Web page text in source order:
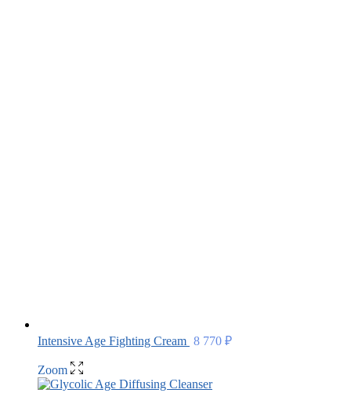
Intensive Age Fighting Cream 8 770 ₽
Zoom